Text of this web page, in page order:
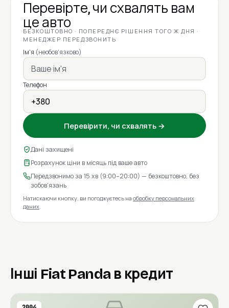
Перевірте, чи схвалять вам
це авто
БЕЗКОШТОВНО · ПОПЕРЕДНЄ РІШЕННЯ ТОГО Ж ДНЯ ·
МЕНЕДЖЕР ПЕРЕДЗВОНИТЬ
Ім'я (необов'язково)
Телефон
Перевірити, чи схвалять →
Дані захищені
Розрахунок ціни в місяць під ваше авто
Передзвонимо за 15 хв (9:00–20:00) — безкоштовно, без
зобов'язань
Натискаючи кнопку, ви погоджуєтесь на обробку персональних
даних.
Інші Fiat Panda в кредит